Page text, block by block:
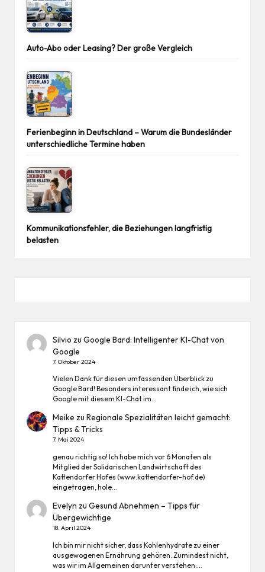
Auto-Abo oder Leasing? Der große Vergleich
Ferienbeginn in Deutschland – Warum die Bundesländer
unterschiedliche Termine haben
Kommunikationsfehler, die Beziehungen langfristig
belasten
Silvio zuGoogle Bard: Intelligenter KI-Chat von
Google
7. Oktober 2024
Vielen Dank für diesen umfassenden Überblick zu
Google Bard! Besonders interessant finde ich, wie sich
Google mit diesem KI-Chat im…
Meike zuRegionale Spezialitäten leicht gemacht:
Tipps & Tricks
7. Mai 2024
genau richtig so! Ich habe mich vor 6 Monaten als
Mitglied der Solidarischen Landwirtschaft des
Kattendorfer Hofes (www.kattendorfer-hof.de)
eingetragen, hole…
Evelyn zuGesund Abnehmen – Tipps für
Übergewichtige
18. April 2024
Ich bin mir nicht sicher, dass Kohlenhydrate zu einer
ausgewogenen Ernährung gehören. Zumindest nicht,
was wir im Allgemeinen darunter verstehen:…